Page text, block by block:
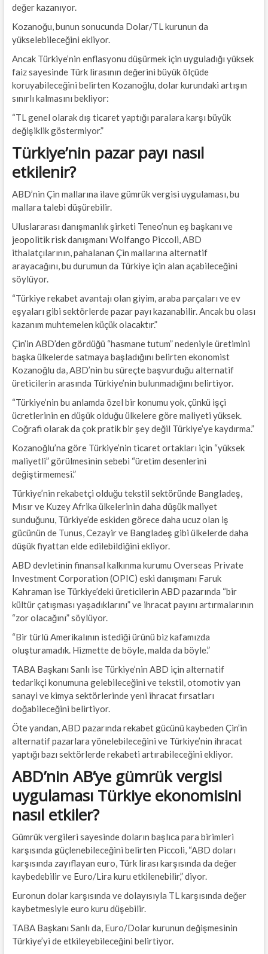
değer kazanıyor.
Kozanoğu, bunun sonucunda Dolar/TL kurunun da
yükselebileceğini ekliyor.
Ancak Türkiye’nin enflasyonu düşürmek için uyguladığı yüksek
faiz sayesinde Türk lirasının değerini büyük ölçüde
koruyabileceğini belirten Kozanoğlu, dolar kurundaki artışın
sınırlı kalmasını bekliyor:
“TL genel olarak dış ticaret yaptığı paralara karşı büyük
değişiklik göstermiyor.”
Türkiye’nin pazar payı nasıl
etkilenir?
ABD’nin Çin mallarına ilave gümrük vergisi uygulaması, bu
mallara talebi düşürebilir.
Uluslararası danışmanlık şirketi Teneo’nun eş başkanı ve
jeopolitik risk danışmanı Wolfango Piccoli, ABD
ithalatçılarının, pahalanan Çin mallarına alternatif
arayacağını, bu durumun da Türkiye için alan açabileceğini
söylüyor.
“Türkiye rekabet avantajı olan giyim, araba parçaları ve ev
eşyaları gibi sektörlerde pazar payı kazanabilir. Ancak bu olası
kazanım muhtemelen küçük olacaktır.”
Çin’in ABD’den gördüğü “hasmane tutum” nedeniyle üretimini
başka ülkelerde satmaya başladığını belirten ekonomist
Kozanoğlu da, ABD’nin bu süreçte başvurduğu alternatif
üreticilerin arasında Türkiye’nin bulunmadığını belirtiyor.
“Türkiye’nin bu anlamda özel bir konumu yok, çünkü işçi
ücretlerinin en düşük olduğu ülkelere göre maliyeti yüksek.
Coğrafi olarak da çok pratik bir şey değil Türkiye’ye kaydırma.”
Kozanoğlu’na göre Türkiye’nin ticaret ortakları için “yüksek
maliyetli” görülmesinin sebebi “üretim desenlerini
değiştirmemesi.”
Türkiye’nin rekabetçi olduğu tekstil sektöründe Bangladeş,
Mısır ve Kuzey Afrika ülkelerinin daha düşük maliyet
sunduğunu, Türkiye’de eskiden görece daha ucuz olan iş
gücünün de Tunus, Cezayir ve Bangladeş gibi ülkelerde daha
düşük fiyattan elde edilebildiğini ekliyor.
ABD devletinin finansal kalkınma kurumu Overseas Private
Investment Corporation (OPIC) eski danışmanı Faruk
Kahraman ise Türkiye’deki üreticilerin ABD pazarında “bir
kültür çatışması yaşadıklarını” ve ihracat payını artırmalarının
“zor olacağını” söylüyor.
“Bir türlü Amerikalının istediği ürünü biz kafamızda
oluşturamadık. Hizmette de böyle, malda da böyle.”
TABA Başkanı Sanlı ise Türkiye’nin ABD için alternatif
tedarikçi konumuna gelebileceğini ve tekstil, otomotiv yan
sanayi ve kimya sektörlerinde yeni ihracat fırsatları
doğabileceğini belirtiyor.
Öte yandan, ABD pazarında rekabet gücünü kaybeden Çin’in
alternatif pazarlara yönelebileceğini ve Türkiye’nin ihracat
yaptığı bazı sektörlerde rekabeti artırabileceğini ekliyor.
ABD’nin AB’ye gümrük vergisi
uygulaması Türkiye ekonomisini
nasıl etkiler?
Gümrük vergileri sayesinde doların başlıca para birimleri
karşısında güçlenebileceğini belirten Piccoli, “ABD doları
karşısında zayıflayan euro, Türk lirası karşısında da değer
kaybedebilir ve Euro/Lira kuru etkilenebilir,” diyor.
Euronun dolar karşısında ve dolayısıyla TL karşısında değer
kaybetmesiyle euro kuru düşebilir.
TABA Başkanı Sanlı da, Euro/Dolar kurunun değişmesinin
Türkiye’yi de etkileyebileceğini belirtiyor.